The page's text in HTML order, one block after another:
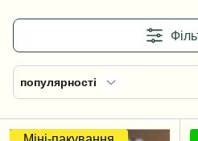
популярності